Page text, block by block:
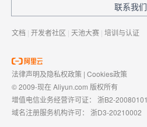
联系我们
文档 | 开发者社区 | 天池大赛 | 培训与认证
法律声明及隐私权政策 | Cookies政策
© 2009-现在 Aliyun.com 版权所有
增值电信业务经营许可证： 浙B2-20080101
域名注册服务机构许可： 浙D3-20210002